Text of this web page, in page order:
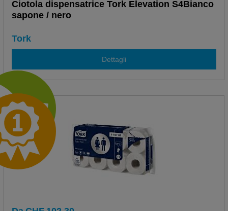
Ciotola dispensatrice Tork Elevation S4Bianco
sapone / nero
Tork
Dettagli